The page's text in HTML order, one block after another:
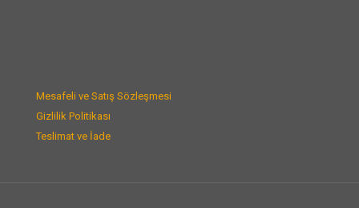
Mesafeli ve Satış Sözleşmesi
Gizlilik Politikası
Teslimat ve İade